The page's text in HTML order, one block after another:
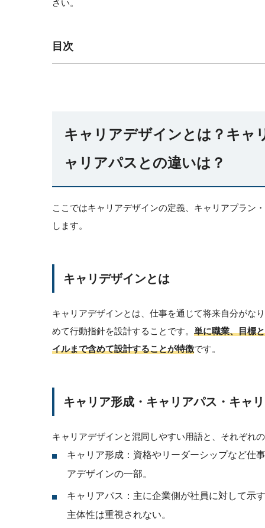
さい。
目次
キャリアデザインとは？キャ
ャリアパスとの違いは？
ここではキャリアデザインの定義、キャリアプラン
します。
キャリデザインとは
キャリアデザインとは、仕事を通じて将来自分がな
めて行動指針を設計することです。 単に職業、目標
イルまで含めて設計することが特徴です。
キャリア形成・キャリアパス・キャ
キャリアデザインと混同しやすい用語と、それぞれ
キャリア形成：資格やリーダーシップなど仕
アデザインの一部。
キャリアパス：主に企業側が社員に対して示
主体性は重視されない。